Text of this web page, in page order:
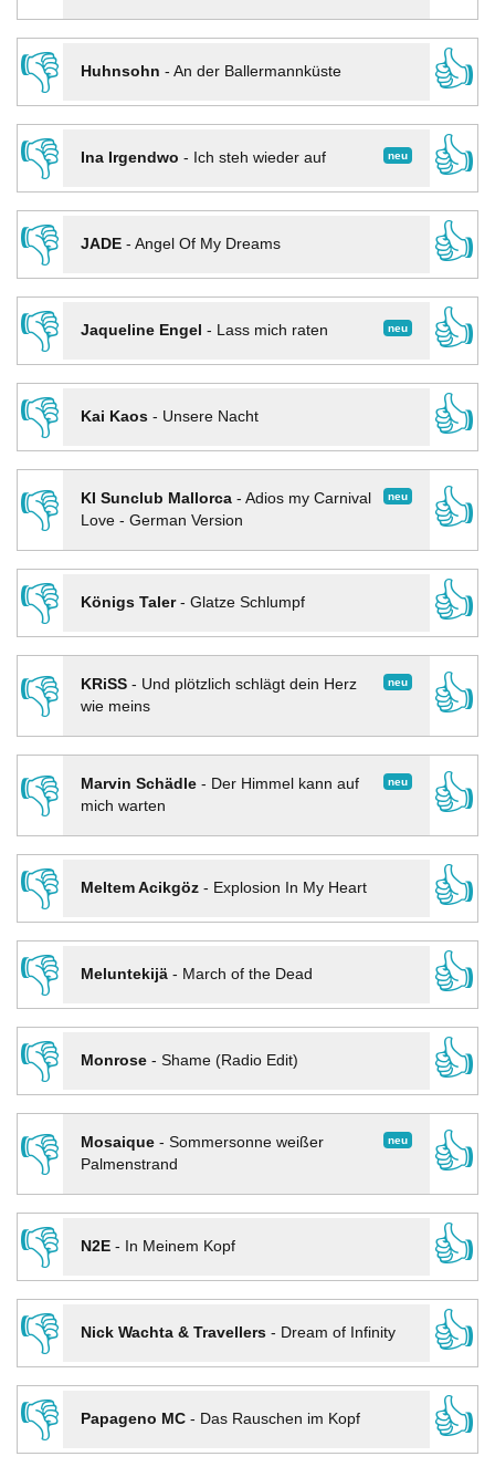
👎
Huhnsohn - An der Ballermannküste
👍
👎
neu
Ina Irgendwo - Ich steh wieder auf
👍
👎
JADE- Angel Of My Dreams
👍
👎
neu
Jaqueline Engel - Lass mich raten
👍
👎
Kai Kaos- Unsere Nacht
👍
👎
neu
KI Sunclub Mallorca- Adios my Carnival
Love - German Version
👍
👎
Königs Taler- Glatze Schlumpf
👍
👎
neu
KRiSS- Und plötzlich schlägt dein Herz
wie meins
👍
👎 neu
Marvin Schädle- Der Himmel kann auf
mich warten
👍
👎
Meltem Acikgöz- Explosion In My Heart
👍
👎
Meluntekijä- March of the Dead
👍
👎
Monrose- Shame (Radio Edit)
👍
👎
neu
Mosaique- Sommersonne weißer
Palmenstrand
👍
👎
N2E- In Meinem Kopf
👍
👎
Nick Wachta & Travellers- Dream of Infinity
👍
👎
Papageno MC- Das Rauschen im Kopf
👍